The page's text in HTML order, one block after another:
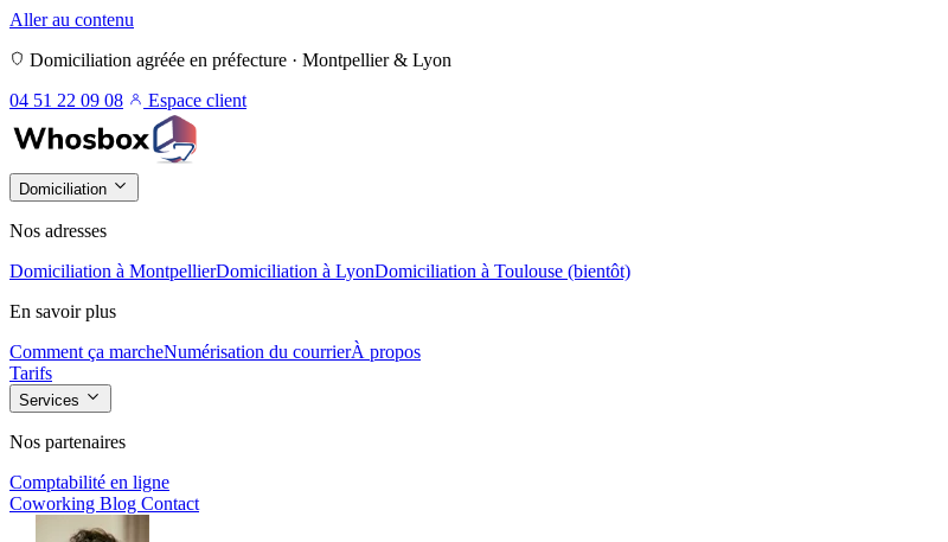
Aller au contenu
Domiciliation agréée en préfecture · Montpellier & Lyon
04 51 22 09 08
Espace client
Domiciliation
Nos adresses
Domiciliation à MontpellierDomiciliation à LyonDomiciliation à Toulouse (bientôt)
En savoir plus
Comment ça marcheNumérisation du courrierÀ propos
Tarifs
Services
Nos partenaires
Comptabilité en ligne
Coworking Blog Contact